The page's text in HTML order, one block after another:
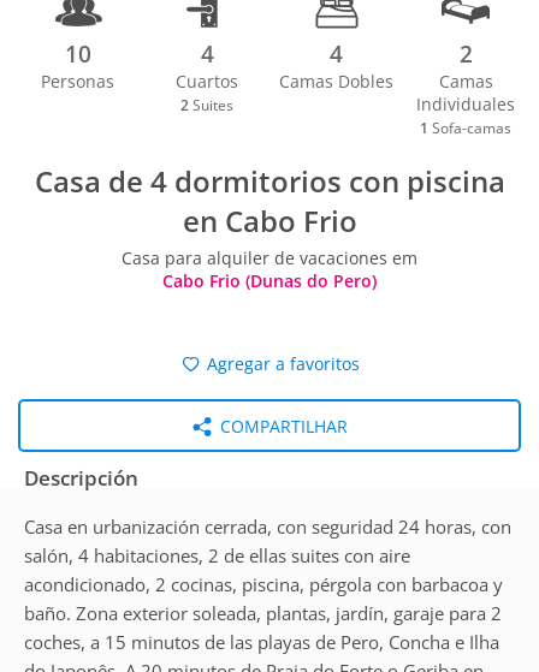
10
Personas
4
Cuartos
2 Suites
4
Camas Dobles
2
Camas
Individuales
1 Sofa-camas
Casa de 4 dormitorios con piscina
en Cabo Frio
Casa para alquiler de vacaciones em
Cabo Frio (Dunas do Pero)
Agregar a favoritos
COMPARTILHAR
Descripción
Casa en urbanización cerrada, con seguridad 24 horas, con
salón, 4 habitaciones, 2 de ellas suites con aire
acondicionado, 2 cocinas, piscina, pérgola con barbacoa y
baño. Zona exterior soleada, plantas, jardín, garaje para 2
coches, a 15 minutos de las playas de Pero, Concha e Ilha